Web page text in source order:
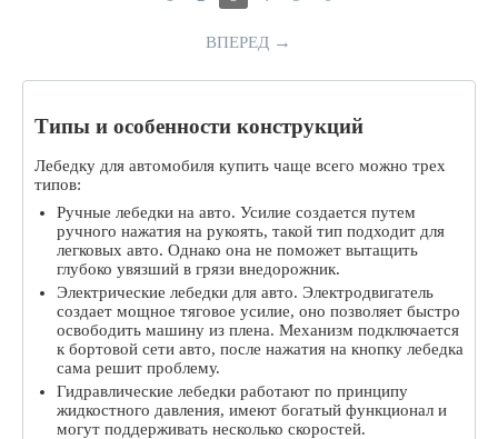
ВПЕРЕД →
Типы и особенности конструкций
Лебедку для автомобиля купить чаще всего можно трех
типов:
Ручные лебедки на авто. Усилие создается путем
ручного нажатия на рукоять, такой тип подходит для
легковых авто. Однако она не поможет вытащить
глубоко увязший в грязи внедорожник.
Электрические лебедки для авто. Электродвигатель
создает мощное тяговое усилие, оно позволяет быстро
освободить машину из плена. Механизм подключается
к бортовой сети авто, после нажатия на кнопку лебедка
сама решит проблему.
Гидравлические лебедки работают по принципу
жидкостного давления, имеют богатый функционал и
могут поддерживать несколько скоростей.